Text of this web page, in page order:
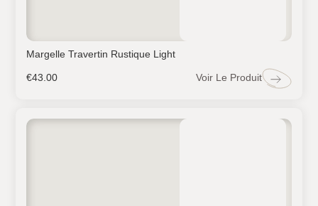
Margelle Travertin Rustique Light
€43.00 Voir Le Produit